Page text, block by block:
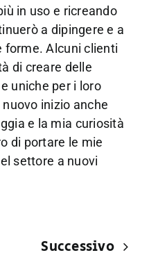
in uso e ricreando
a dipingere e a
forme. Alcuni clienti
di creare delle
uniche per i loro
inizio anche
e la mia curiosità
di portare le mie
settore a nuovi
Successivo